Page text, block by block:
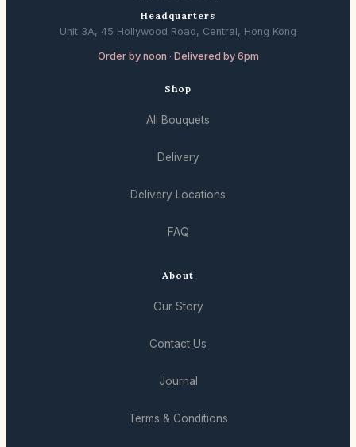
Headquarters
Unit 3A, 45 Hollywood Road, Central, Hong Kong
Order by noon · Delivered by 6pm
Shop
All Bouquets
Delivery
Delivery Locations
FAQ
About
Our Story
Contact Us
Journal
Terms & Conditions